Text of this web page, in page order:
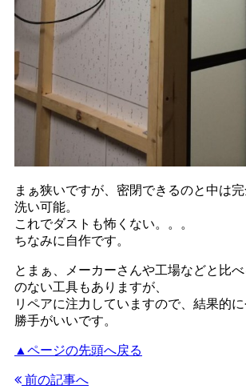
まぁ狭いですが、密閉できるのと中は
洗い可能。
これでダストも怖くない。。。
ちなみに自作です。
とまぁ、メーカーさんや工場などと比
のない工具もありますが、
リペアに注力していますので、結果的
勝手がいいです。
▲ページの先頭へ戻る
前の記事へ